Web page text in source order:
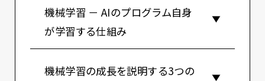
機械学習 － AIのプログラム自身
が学習する仕組み
機械学習の成長を説明する3つの